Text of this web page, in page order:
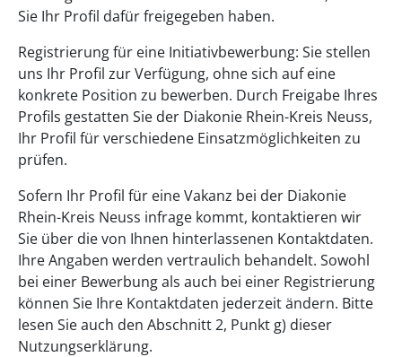
Sie Ihr Profil dafür freigegeben haben.
Registrierung für eine Initiativbewerbung: Sie stellen
uns Ihr Profil zur Verfügung, ohne sich auf eine
konkrete Position zu bewerben. Durch Freigabe Ihres
Profils gestatten Sie der Diakonie Rhein-Kreis Neuss,
Ihr Profil für verschiedene Einsatzmöglichkeiten zu
prüfen.
Sofern Ihr Profil für eine Vakanz bei der Diakonie
Rhein-Kreis Neuss infrage kommt, kontaktieren wir
Sie über die von Ihnen hinterlassenen Kontaktdaten.
Ihre Angaben werden vertraulich behandelt. Sowohl
bei einer Bewerbung als auch bei einer Registrierung
können Sie Ihre Kontaktdaten jederzeit ändern. Bitte
lesen Sie auch den Abschnitt 2, Punkt g) dieser
Nutzungserklärung.